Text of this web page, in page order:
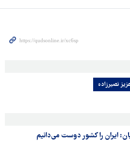
نصیرزاده
ایران را کشور دوست می‌دانیم